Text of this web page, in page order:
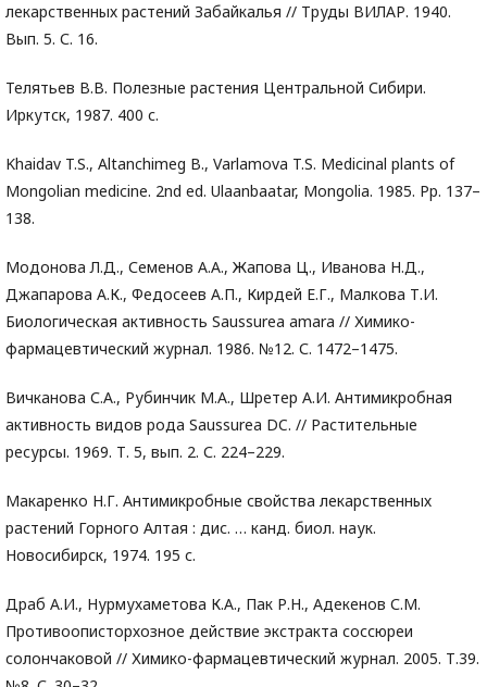
лекарственных растений Забайкалья // Труды ВИЛАР. 1940.
Вып. 5. С. 16.
Телятьев В.В. Полезные растения Центральной Сибири.
Иркутск, 1987. 400 с.
Khaidav T.S., Altanchimeg B., Varlamova T.S. Medicinal plants of
Mongolian medicine. 2nd ed. Ulaanbaatar, Mongolia. 1985. Pp. 137–
138.
Модонова Л.Д., Семенов А.А., Жапова Ц., Иванова Н.Д.,
Джапарова А.К., Федосеев А.П., Кирдей Е.Г., Малкова Т.И.
Биологическая активность Saussurea amara // Химико-
фармацевтический журнал. 1986. №12. С. 1472–1475.
Вичканова С.А., Рубинчик М.А., Шретер А.И. Антимикробная
активность видов рода Saussurea DC. // Растительные
ресурсы. 1969. Т. 5, вып. 2. С. 224–229.
Макаренко Н.Г. Антимикробные свойства лекарственных
растений Горного Алтая : дис. … канд. биол. наук.
Новосибирск, 1974. 195 с.
Драб А.И., Нурмухаметова К.А., Пак Р.Н., Адекенов С.М.
Противоописторхозное действие экстракта соссюреи
солончаковой // Химико-фармацевтический журнал. 2005. Т.39.